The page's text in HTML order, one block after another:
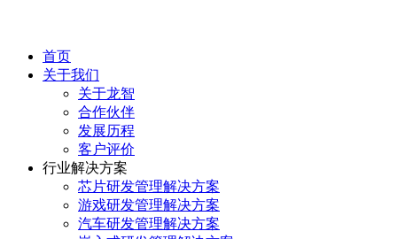
首页
关于我们
关于龙智
合作伙伴
发展历程
客户评价
行业解决方案
芯片研发管理解决方案
游戏研发管理解决方案
汽车研发管理解决方案